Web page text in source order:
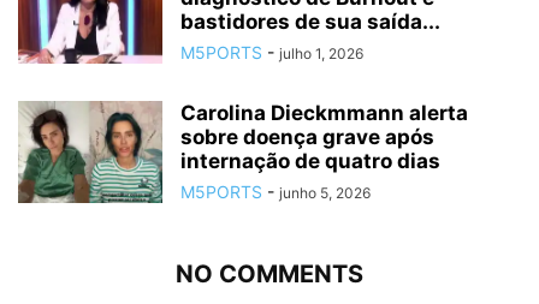
bastidores de sua saída...
M5PORTS - julho 1, 2026
Carolina Dieckmmann alerta
sobre doença grave após
internação de quatro dias
M5PORTS - junho 5, 2026
NO COMMENTS